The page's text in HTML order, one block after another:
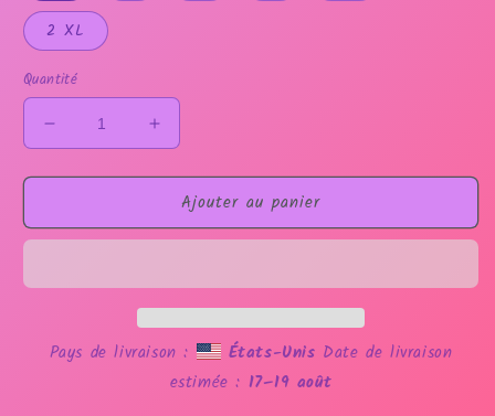
2 XL
Quantité
Réduire
la
quantité
T-
Augmenter
la
quantité
T-
Ajouter au panier
Pays de livraison : États-Unis Date de livraison
estimée : 17⁠–19 août